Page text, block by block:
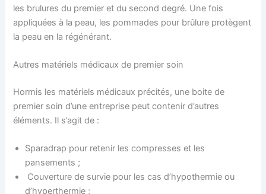
les brulures du premier et du second degré. Une fois
appliquées à la peau, les pommades pour brûlure protègent
la peau en la régénérant.
Autres matériels médicaux de premier soin
Hormis les matériels médicaux précités, une boite de
premier soin d’une entreprise peut contenir d’autres
éléments. Il s’agit de :
Sparadrap pour retenir les compresses et les
pansements ;
Couverture de survie pour les cas d’hypothermie ou
d’hyperthermie ;